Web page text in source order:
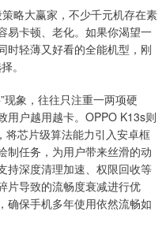
略大赢家，不少千元机存在素
易卡顿、老化。如果你渴望一
时轻薄又好看的全能机型，刚
。
现象，往往只注重一两项硬
用户越用越卡。OPPO K13s则
将芯片级算法能力引入安卓框
制任务，为用户带来丝滑的动
持深度清理加速、权限回收等
片导致的流畅度衰减进行优
确保手机多年使用依然流畅如